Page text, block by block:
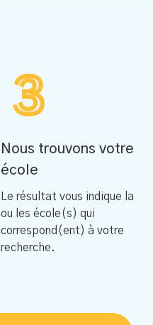
3
Nous trouvons votre
école
Le résultat vous indique la
ou les école(s) qui
correspond(ent) à votre
recherche.